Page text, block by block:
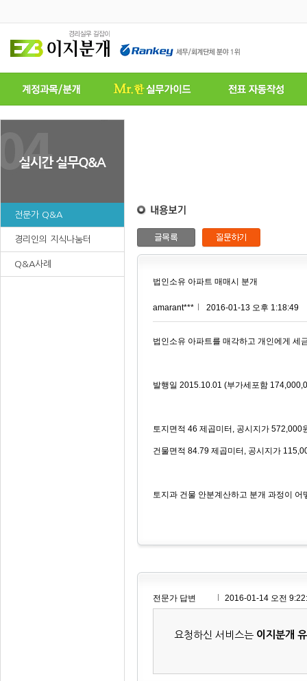
전문가 Q&A
경리인의 지식나눔터
Q&A사례
법인소유 아파트 매매시 분개
amarant*** 2016-01-13 오후 1:18:49
법인소유 아파트를 매각하고 개인에게 세
발행일 2015.10.01 (부가세포함
토지면적 46 제곱미터, 공시지가 572,000
건물면적 84.79 제곱미터, 공시지가
토지과 건물 안분계산하고 분개 과정이 어
전문가 답변 2016-01-14 오전
요청하신 서비스는 이지분개